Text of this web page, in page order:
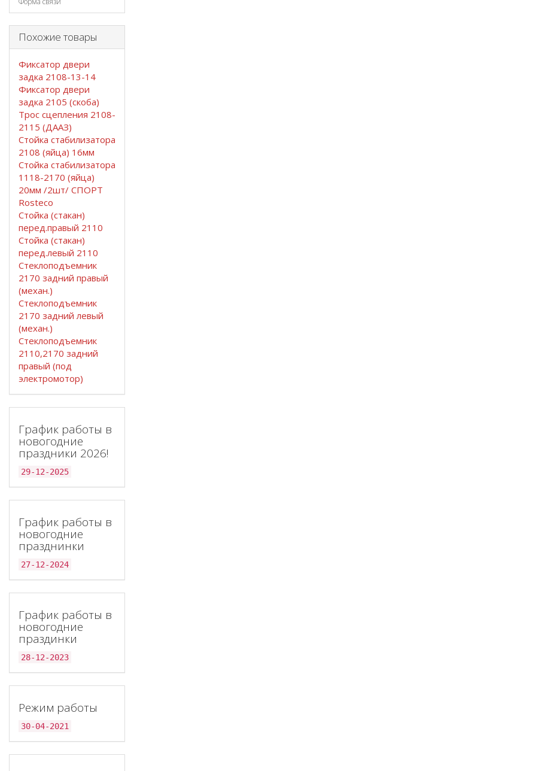
Похожие товары
Фиксатор двери
задка 2108-13-14
Фиксатор двери
задка 2105 (скоба)
Трос сцепления 2108-
2115 (ДААЗ)
Стойка стабилизатора
2108 (яйца) 16мм
Стойка стабилизатора
1118-2170 (яйца)
20мм /2шт/ СПОРТ
Rosteco
Стойка (стакан)
перед.правый 2110
Стойка (стакан)
перед.левый 2110
Стеклоподъемник
2170 задний правый
(механ.)
Стеклоподъемник
2170 задний левый
(механ.)
Стеклоподъемник
2110,2170 задний
правый (под
электромотор)
График работы в
новогодние
праздники 2026!
29-12-2025
График работы в
новогодние
празднинки
27-12-2024
График работы в
новогодние
праздинки
28-12-2023
Режим работы
30-04-2021